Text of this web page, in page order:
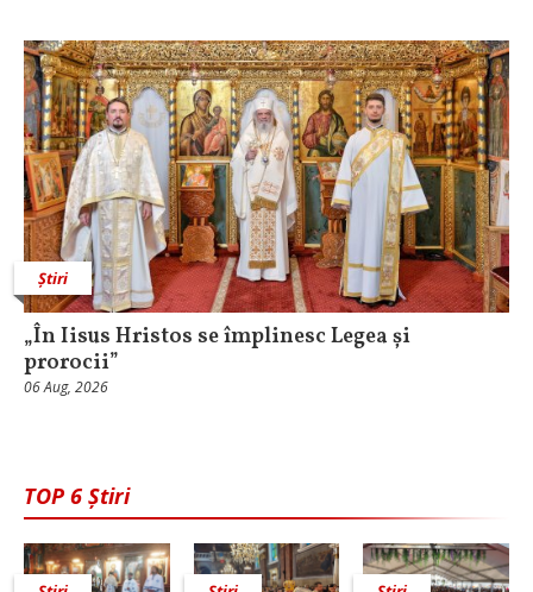
Știri
„În Iisus Hristos se împlinesc Legea și
prorocii”
06 Aug, 2026
TOP 6 Știri